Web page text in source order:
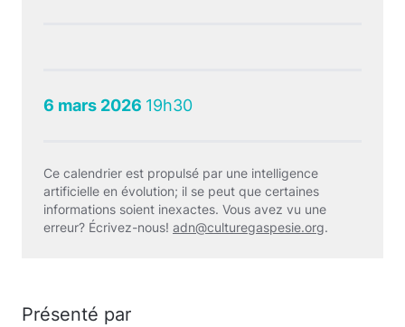
6 mars 2026 19h30
Ce calendrier est propulsé par une intelligence
artificielle en évolution; il se peut que certaines
informations soient inexactes. Vous avez vu une
erreur? Écrivez-nous! adn@culturegaspesie.org.
Présenté par